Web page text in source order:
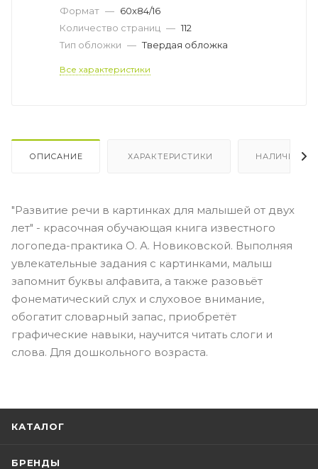
Формат — 60x84/16
Количество страниц — 112
Тип обложки — Твердая обложка
Все характеристики
ОПИСАНИЕ ХАРАКТЕРИСТИКИ НАЛИЧИЕ
"Развитие речи в картинках для малышей от двух
лет" - красочная обучающая книга известного
логопеда-практика О. А. Новиковской. Выполняя
увлекательные задания с картинками, малыш
запомнит буквы алфавита, а также разовьёт
фонематический слух и слуховое внимание,
обогатит словарный запас, приобретёт
графические навыки, научится читать слоги и
слова. Для дошкольного возраста.
КАТАЛОГ
БРЕНДЫ